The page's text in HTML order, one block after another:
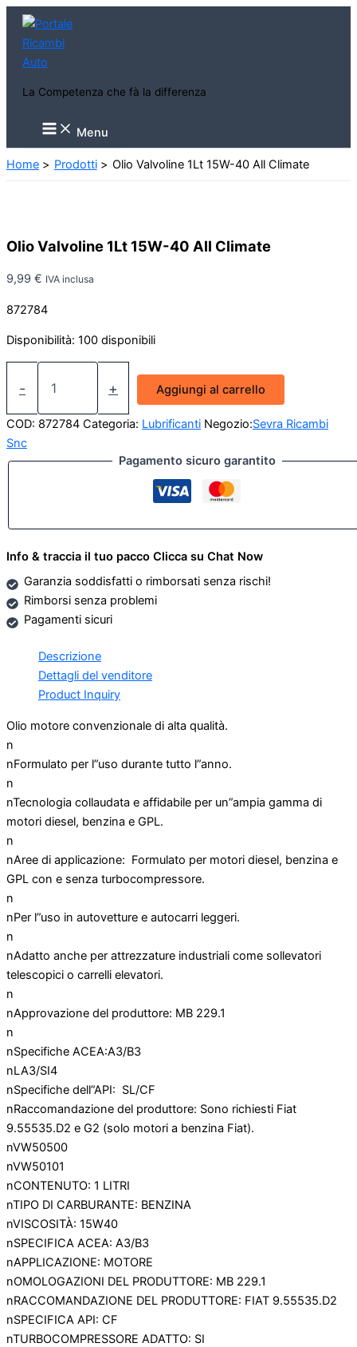
contenuto
La Competenza che fà la differenza
Main
Menu Menu
Home Prodotti Olio Valvoline 1Lt 15W-40 All Climate
Olio Valvoline 1Lt 15W-40 All Climate
9,99 € IVA inclusa
872784
Disponibilità: 100 disponibili
-
15W-
40
All
Climate
+ Aggiungi al carrello
COD: 872784 Categoria: Lubrificanti Negozio:Sevra Ricambi
Snc
Pagamento sicuro garantito
Info & traccia il tuo pacco Clicca su Chat Now
Garanzia soddisfatti o rimborsati senza rischi!
Rimborsi senza problemi
Pagamenti sicuri
Descrizione
Dettagli del venditore
Product Inquiry
Olio motore convenzionale di alta qualità.
n
nFormulato per l”uso durante tutto l”anno.
n
nTecnologia collaudata e affidabile per un”ampia gamma di
motori diesel, benzina e GPL.
n
nAree di applicazione: Formulato per motori diesel, benzina e
GPL con e senza turbocompressore.
n
nPer l”uso in autovetture e autocarri leggeri.
n
nAdatto anche per attrezzature industriali come sollevatori
telescopici o carrelli elevatori.
n
nApprovazione del produttore: MB 229.1
n
nSpecifiche ACEA:A3/B3
nLA3/SI4
nSpecifiche dell”API: SL/CF
nRaccomandazione del produttore: Sono richiesti Fiat
9.55535.D2 e G2 (solo motori a benzina Fiat).
nVW50500
nVW50101
nCONTENUTO: 1 LITRI
nTIPO DI CARBURANTE: BENZINA
nVISCOSITÀ: 15W40
nSPECIFICA ACEA: A3/B3
nAPPLICAZIONE: MOTORE
nOMOLOGAZIONI DEL PRODUTTORE: MB 229.1
nRACCOMANDAZIONE DEL PRODUTTORE: FIAT 9.55535.D2
nSPECIFICA API: CF
nTURBOCOMPRESSORE ADATTO: SI